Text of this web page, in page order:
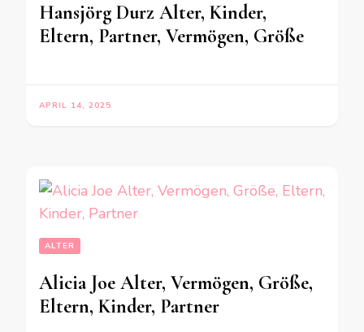
Hansjörg Durz Alter, Kinder,
Eltern, Partner, Vermögen, Größe
APRIL 14, 2025
ALTER
Alicia Joe Alter, Vermögen, Größe,
Eltern, Kinder, Partner